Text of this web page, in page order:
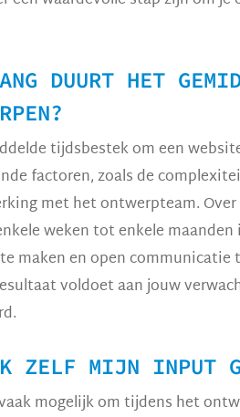
DUURT HET
tijdsbestek om een
factoren, zoals de
met het ontwerpteam.
weken tot enkele
maken en open
voldoet aan jouw
ZELF MIJN INPUT
mogelijk om tijdens het